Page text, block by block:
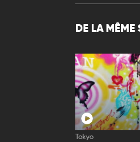
DE LA MÊME
Tokyo